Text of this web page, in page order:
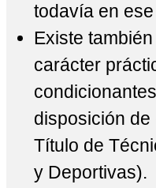
todavía en
Existe
carácter
disposición
Título de
y Deportivas).